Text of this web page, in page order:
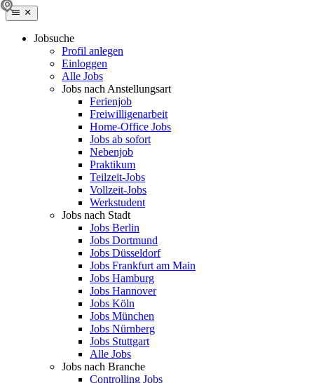
Jobsuche
Profil anlegen
Einloggen
Alle Jobs
Jobs nach Anstellungsart
Ferienjob
Freiwilligenarbeit
Home-Office Jobs
Jobs ab sofort
Nebenjob
Praktikum
Teilzeit-Jobs
Vollzeit-Jobs
Werkstudent
Jobs nach Stadt
Jobs Berlin
Jobs Dortmund
Jobs Düsseldorf
Jobs Frankfurt am Main
Jobs Hamburg
Jobs Hannover
Jobs Köln
Jobs München
Jobs Nürnberg
Jobs Stuttgart
Alle Jobs
Jobs nach Branche
Controlling Jobs